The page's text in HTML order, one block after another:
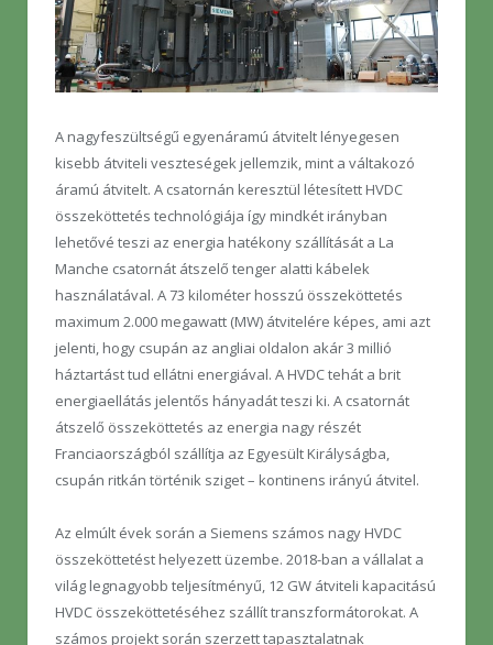
A nagyfeszültségű egyenáramú átvitelt lényegesen
kisebb átviteli veszteségek jellemzik, mint a váltakozó
áramú átvitelt. A csatornán keresztül létesített HVDC
összeköttetés technológiája így mindkét irányban
lehetővé teszi az energia hatékony szállítását a La
Manche csatornát átszelő tenger alatti kábelek
használatával. A 73 kilométer hosszú összeköttetés
maximum 2.000 megawatt (MW) átvitelére képes, ami azt
jelenti, hogy csupán az angliai oldalon akár 3 millió
háztartást tud ellátni energiával. A HVDC tehát a brit
energiaellátás jelentős hányadát teszi ki. A csatornát
átszelő összeköttetés az energia nagy részét
Franciaországból szállítja az Egyesült Királyságba,
csupán ritkán történik sziget – kontinens irányú átvitel.
Az elmúlt évek során a Siemens számos nagy HVDC
összeköttetést helyezett üzembe. 2018-ban a vállalat a
világ legnagyobb teljesítményű, 12 GW átviteli kapacitású
HVDC összeköttetéséhez szállít transzformátorokat. A
számos projekt során szerzett tapasztalatnak